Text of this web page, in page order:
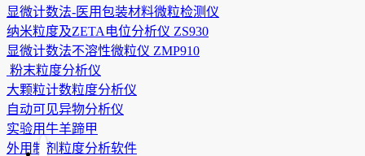
显微计数法-医用包装材料微粒检测仪
纳米粒度及ZETA电位分析仪 ZS930
显微计数法不溶性微粒仪 ZMP910
粉末粒度分析仪
大颗粒计数粒度分析仪
自动可见异物分析仪
实验用牛羊蹄甲
外用制剂粒度分析软件